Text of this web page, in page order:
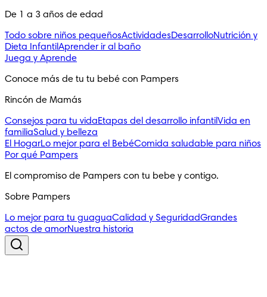
De 1 a 3 años de edad
Todo sobre niños pequeñosActividadesDesarrolloNutrición y
Dieta InfantilAprender ir al baño
Juega y Aprende
Conoce más de tu tu bebé con Pampers
Rincón de Mamás
Consejos para tu vidaEtapas del desarrollo infantilVida en
familiaSalud y belleza
El HogarLo mejor para el BebéComida saludable para niños
Por qué Pampers
El compromiso de Pampers con tu bebe y contigo.
Sobre Pampers
Lo mejor para tu guaguaCalidad y SeguridadGrandes
actos de amorNuestra historia